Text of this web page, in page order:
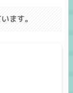
ます。